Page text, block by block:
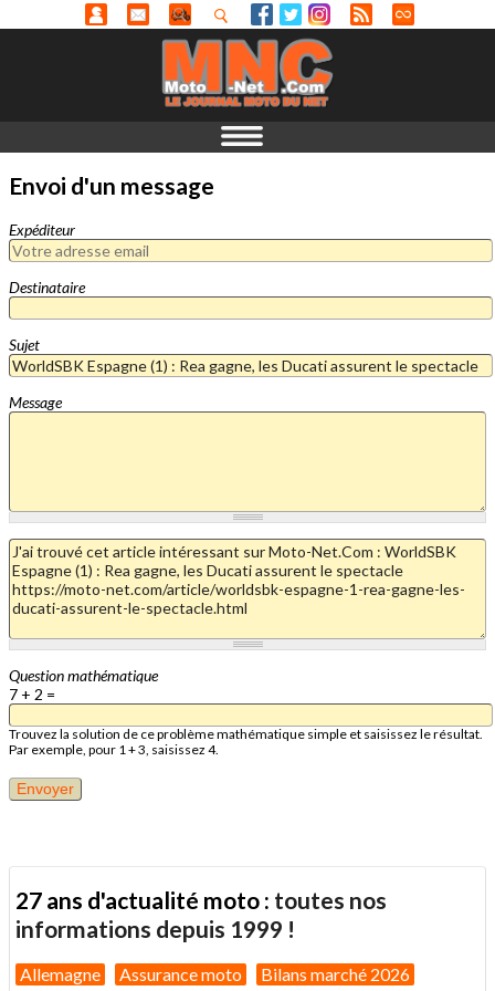
Envoi d'un message
Expéditeur
Destinataire
Sujet
Message
Question mathématique
7 + 2 =
Trouvez la solution de ce problème mathématique simple et saisissez le résultat.
Par exemple, pour 1 + 3, saisissez 4.
27 ans d'actualité moto : toutes nos
informations depuis 1999 !
Allemagne Assurance moto Bilans marché 2026